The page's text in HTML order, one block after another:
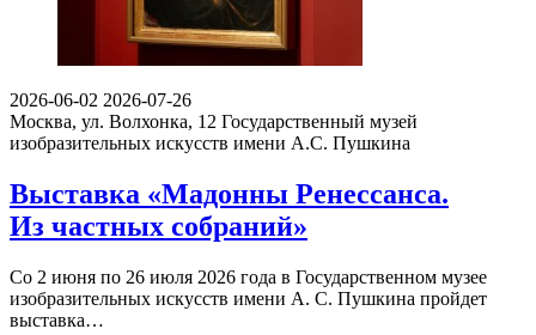
2026-06-02 2026-07-26
Москва, ул. Волхонка, 12 Государственный музей
изобразительных искусств имени А.С. Пушкина
Выставка «Мадонны Ренессанса.
Из частных собраний»
Со 2 июня по 26 июля 2026 года в Государственном музее
изобразительных искусств имени А. С. Пушкина пройдет
выставка…